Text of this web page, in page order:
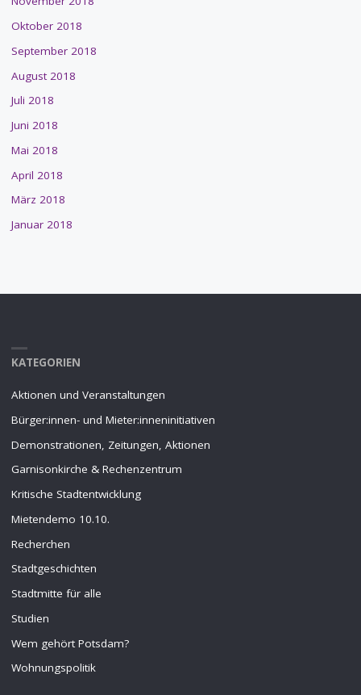
Oktober 2018
September 2018
August 2018
Juli 2018
Juni 2018
Mai 2018
April 2018
März 2018
Januar 2018
KATEGORIEN
Aktionen und Veranstaltungen
Bürger:innen- und Mieter:inneninitiativen
Demonstrationen, Zeitungen, Aktionen
Garnisonkirche & Rechenzentrum
Kritische Stadtentwicklung
Mietendemo 10.10.
Recherchen
Stadtgeschichten
Stadtmitte für alle
Studien
Wem gehört Potsdam?
Wohnungspolitik